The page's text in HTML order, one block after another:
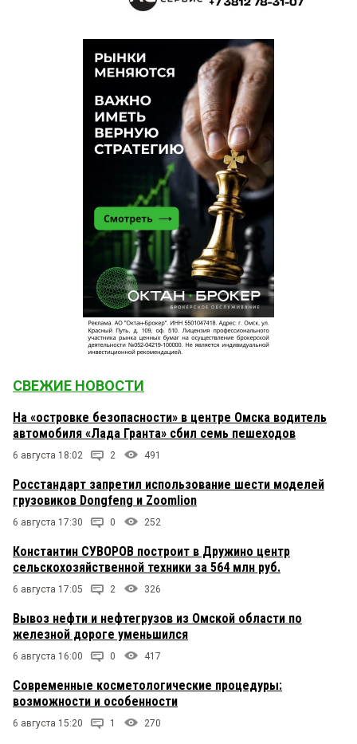
СВЕЖИЕ НОВОСТИ
На «островке безопасности» в центре Омска водитель
автомобиля «Лада Гранта» сбил семь пешеходов
6 августа 18:02 2 491
Росстандарт запретил использование шести моделей
грузовиков Dongfeng и Zoomlion
6 августа 17:30 0 252
Константин СУВОРОВ построит в Дружино центр
сельскохозяйственной техники за 564 млн руб.
6 августа 17:05 2 326
Вывоз нефти и нефтегрузов из Омской области по
железной дороге уменьшился
6 августа 16:00 0 417
Современные косметологические процедуры:
возможности и особенности
6 августа 15:20 1 270